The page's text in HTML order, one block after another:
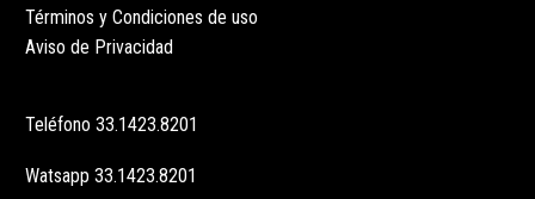
Términos y Condiciones de uso
Aviso de Privacidad
Teléfono 33.1423.8201
Watsapp 33.1423.8201